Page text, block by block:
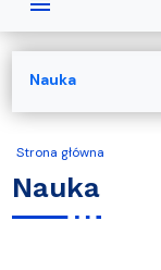
Strona główna
Nauka
Nauka